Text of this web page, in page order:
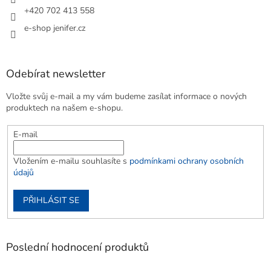
+420 702 413 558
e-shop jenifer.cz
Odebírat newsletter
Vložte svůj e-mail a my vám budeme zasílat informace o nových
produktech na našem e-shopu.
E-mail
Vložením e-mailu souhlasíte s podmínkami ochrany osobních
údajů
PŘIHLÁSIT SE
Poslední hodnocení produktů